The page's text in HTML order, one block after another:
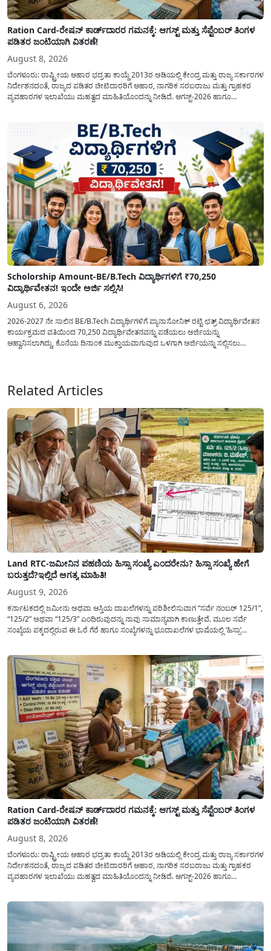
Ration Card-ರೇಷನ್ ಕಾರ್ಡ್‍ದಾರರ ಗಮನಕ್ಕೆ: ಆಗಸ್ಟ್ ಮತ್ತು ಸೆಪ್ಟೆಂಬರ್ ತಿಂಗಳ
ಪಡಿತರ ಜಂಟಿಯಾಗಿ ವಿತರಣೆ!
August 8, 2026
ಬೆಂಗಳೂರು: ರಾಷ್ಟ್ರೀಯ ಆಹಾರ ಭದ್ರತಾ ಕಾಯ್ದೆ 2013ರ ಅಡಿಯಲ್ಲಿ ಕೇಂದ್ರ ಮತ್ತು ರಾಜ್ಯ ಸರ್ಕಾರಗಳ
ನಿರ್ದೇಶನದಂತೆ, ರಾಜ್ಯದ ಪಡಿತರ ಚೀಟಿದಾರರಿಗೆ ಆಹಾರ, ನಾಗರಿಕ ಸರಬರಾಜು ಮತ್ತು ಗ್ರಾಹಕರ
ವ್ಯವಹಾರಗಳ ಇಲಾಖೆಯು ಮಹತ್ವದ ಮಾಹಿತಿಯೊಂದನ್ನು ನೀಡಿದೆ. ಆಗಸ್ಟ್-2026 ಹಾಗೂ
Scholorship Amount-BE/B.Tech ವಿದ್ಯಾರ್ಥಿಗಳಿಗೆ ₹70,250
ವಿದ್ಯಾರ್ಥಿವೇತನ! ಇಂದೇ ಅರ್ಜಿ ಸಲ್ಲಿಸಿ!
August 6, 2026
2026-2027 ನೇ ಸಾಲಿನ BE/B.Tech ವಿದ್ಯಾರ್ಥಿಗಳಿಗೆ ಪ್ಯಾನಾಸೋನಿಕ್ ರಟ್ಟಿ ಛತ್ರ್ ವಿದ್ಯಾರ್ಥಿವೇತನ
ಕಾರ್ಯಕ್ರಮದ ವತಿಯಿಂದ 70,250 ವಿದ್ಯಾರ್ಥಿವೇತನವನ್ನು ಪಡೆಯಲು ಅರ್ಜಿಯನ್ನು
ಆಹ್ವಾನಿಸಲಾಗಿದ್ದು, ಕೊನೆಯ ದಿನಾಂಕ ಮುಕ್ತಾಯವಾಗುವುದ ಒಳಗಾಗಿ ಅರ್ಜಿಯನ್ನು ಸಲ್ಲಿಸಲು
Related Articles
Land RTC-ಜಮೀನಿನ ಪಹಣಿಯ ಹಿಸ್ಸಾ ಸಂಖ್ಯೆ ಎಂದರೇನು? ಹಿಸ್ಸಾ ಸಂಖ್ಯೆ ಹೇಗೆ
ಬರುತ್ತದೆ?ಇಲ್ಲಿದೆ ಅಗತ್ಯ ಮಾಹಿತಿ!
August 9, 2026
ಕರ್ನಾಟಕದಲ್ಲಿ ಜಮೀನು ಅಥವಾ ಆಸ್ತಿಯ ದಾಖಲೆಗಳನ್ನು ಪರಿಶೀಲಿಸುವಾಗ “ಸರ್ವೆ ನಂಬರ್ 125/1”,
“125/2” ಅಥವಾ “125/3” ಎಂದಿರುವುದನ್ನು ನಾವು ಸಾಮಾನ್ಯ​ವಾಗಿ ಕಾಣುತ್ತೇವೆ. ಮೂಲ ಸರ್ವೆ
ಸಂಖ್ಯೆಯ ಪಕ್ಕದಲ್ಲಿರುವ ಈ ಓರೆ ಗೆರೆ ಹಾಗೂ ಸಂಖ್ಯೆಗಳನ್ನು ಭೂದಾಖಲೆಗಳ ಭಾಷೆಯಲ್ಲಿ ‘ಹಿಸ್ಸಾ’
Ration Card-ರೇಷನ್ ಕಾರ್ಡ್‍ದಾರರ ಗಮನಕ್ಕೆ: ಆಗಸ್ಟ್ ಮತ್ತು ಸೆಪ್ಟೆಂಬರ್ ತಿಂಗಳ
ಪಡಿತರ ಜಂಟಿಯಾಗಿ ವಿತರಣೆ!
August 8, 2026
ಬೆಂಗಳೂರು: ರಾಷ್ಟ್ರೀಯ ಆಹಾರ ಭದ್ರತಾ ಕಾಯ್ದೆ 2013ರ ಅಡಿಯಲ್ಲಿ ಕೇಂದ್ರ ಮತ್ತು ರಾಜ್ಯ ಸರ್ಕಾರಗಳ
ನಿರ್ದೇಶನದಂತೆ, ರಾಜ್ಯದ ಪಡಿತರ ಚೀಟಿದಾರರಿಗೆ ಆಹಾರ, ನಾಗರಿಕ ಸರಬರಾಜು ಮತ್ತು ಗ್ರಾಹಕರ
ವ್ಯವಹಾರಗಳ ಇಲಾಖೆಯು ಮಹತ್ವದ ಮಾಹಿತಿಯೊಂದನ್ನು ನೀಡಿದೆ. ಆಗಸ್ಟ್-2026 ಹಾಗೂ